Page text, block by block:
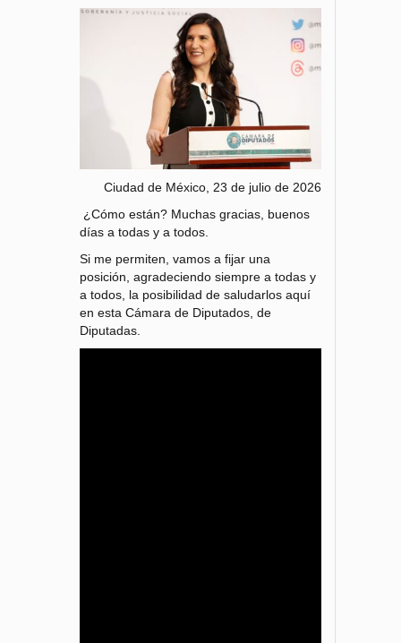
Ciudad de México, 23 de julio de 2026
¿Cómo están? Muchas gracias, buenos
días a todas y a todos.
Si me permiten, vamos a fijar una
posición, agradeciendo siempre a todas y
a todos, la posibilidad de saludarlos aquí
en esta Cámara de Diputados, de
Diputadas.